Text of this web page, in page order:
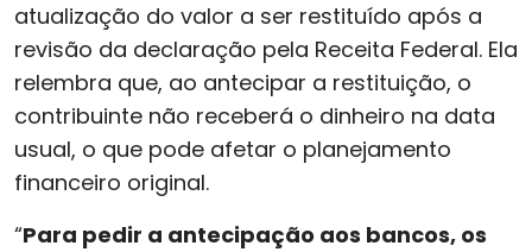
atualização do valor a ser restituído após a
revisão da declaração pela Receita Federal. Ela
relembra que, ao antecipar a restituição, o
contribuinte não receberá o dinheiro na data
usual, o que pode afetar o planejamento
financeiro original.
“Para pedir a antecipação aos bancos, os